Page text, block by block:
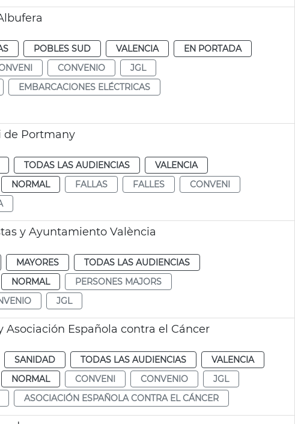
POBLES SUD VALENCIA
EN PORTADA
CONVENIO
JGL
EMBARCACIONES ELÉCTRICAS
de Portmany
TODAS LAS AUDIENCIAS
VALENCIA
NORMAL FALLAS FALLES
CONVENI
y Ayuntamiento València
MAYORES
TODAS LAS AUDIENCIAS
NORMAL
PERSONES MAJORS
JGL
Española contra el Cáncer
SANIDAD TODAS LAS AUDIENCIAS
VALENCIA
NORMAL CONVENI CONVENIO
JGL
ASOCIACIÓN ESPAÑOLA CONTRA EL CÁNCER